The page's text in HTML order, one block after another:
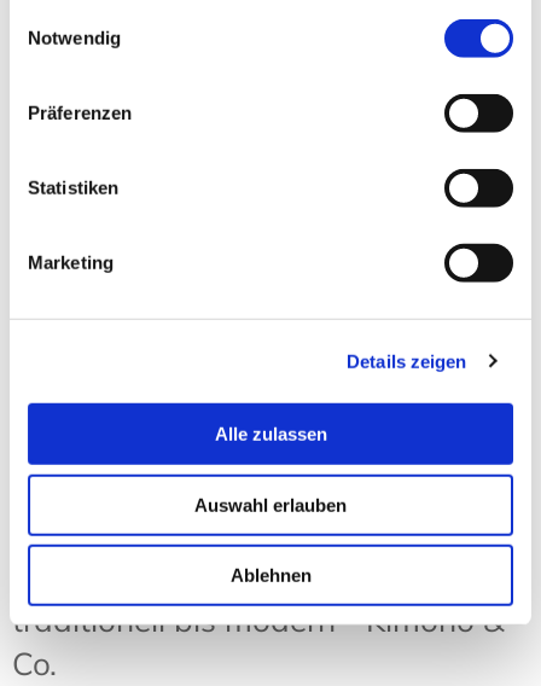
Notwendig
Präferenzen
Statistiken
Marketing
Details zeigen
Alle zulassen
Auswahl erlauben
Ablehnen
18,90 € *
Sortierung: Ansicht:
Japanische Kleidung – von
traditionell bis modern - Kimono &
Co.